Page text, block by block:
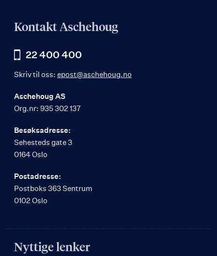
Kontakt Aschehoug
22 400 400
Skriv til oss: epost@aschehoug.no
Aschehoug AS
Org.nr: 935 302 137
Besøksadresse:
Sehesteds gate 3
0164 Oslo
Postadresse:
Postboks 363 Sentrum
0102 Oslo
Nyttige lenker